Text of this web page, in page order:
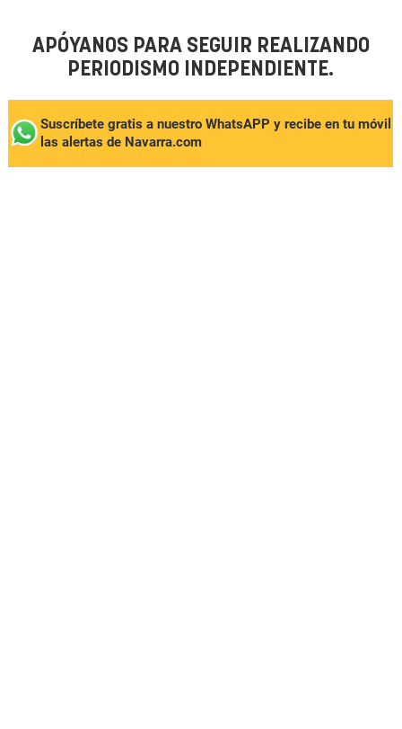
APÓYANOS PARA SEGUIR REALIZANDO
PERIODISMO INDEPENDIENTE.
Suscríbete gratis a nuestro WhatsAPP y recibe en tu móvil
las alertas de Navarra.com